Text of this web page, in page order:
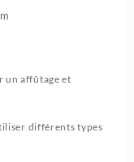
un affûtage et
différents types